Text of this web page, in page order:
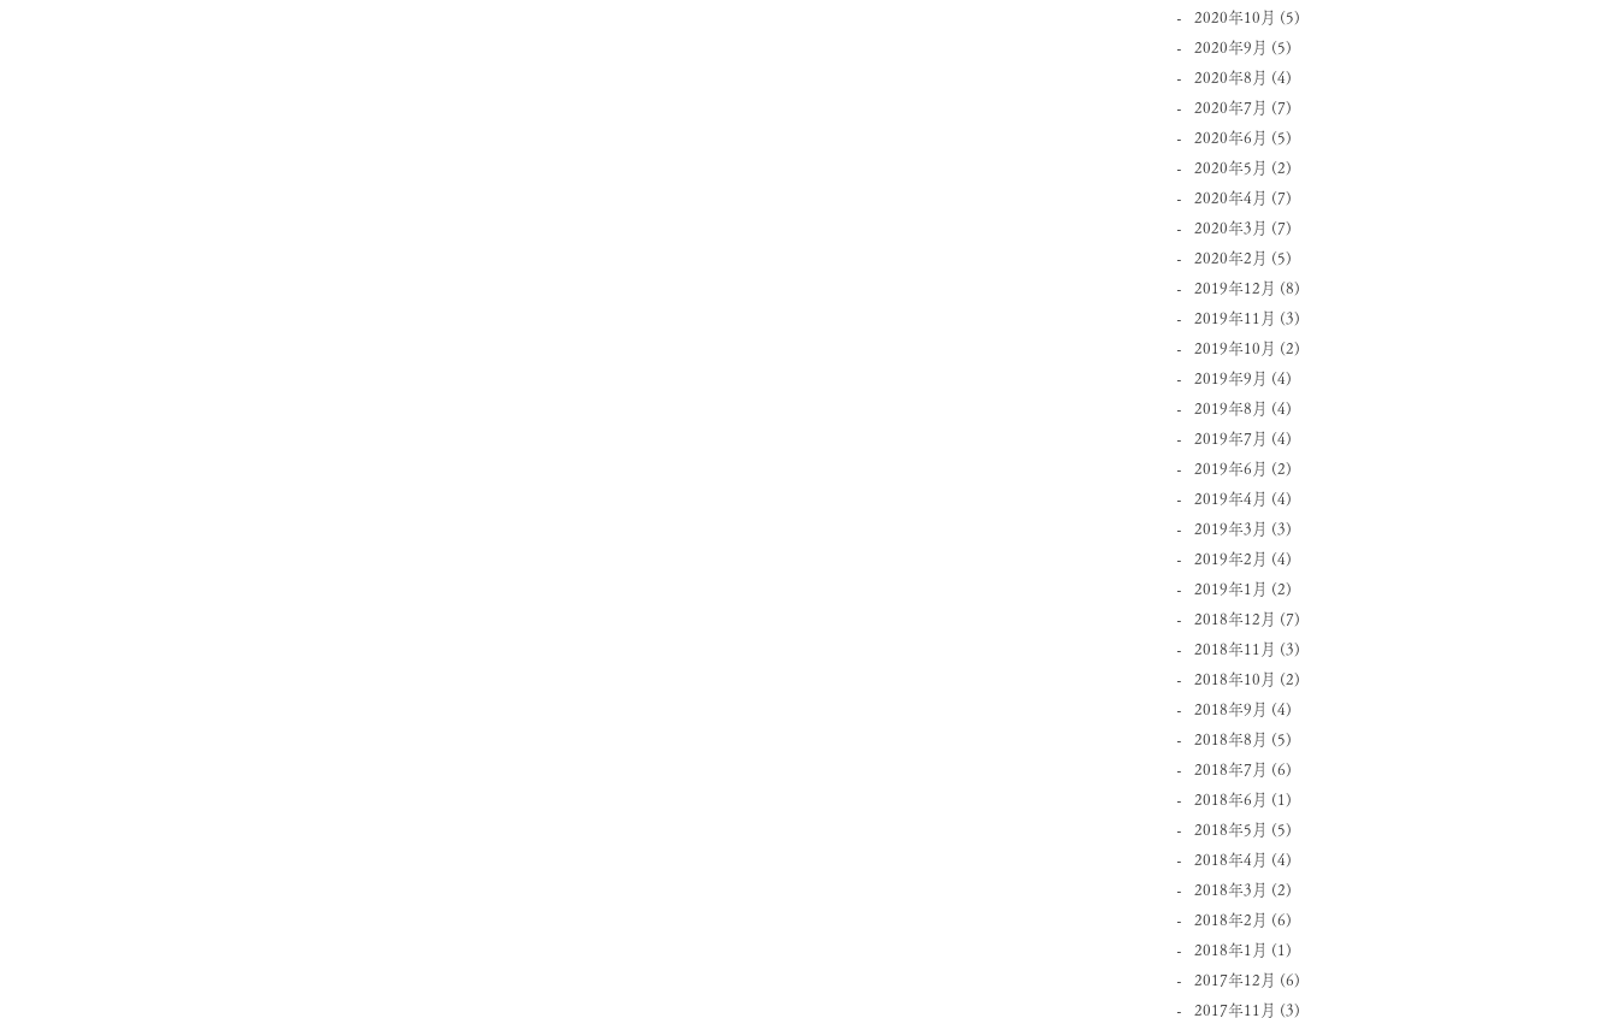
2020年10月 (5)
2020年9月 (5)
2020年8月 (4)
2020年7月 (7)
2020年6月 (5)
2020年5月 (2)
2020年4月 (7)
2020年3月 (7)
2020年2月 (5)
2019年12月 (8)
2019年11月 (3)
2019年10月 (2)
2019年9月 (4)
2019年8月 (4)
2019年7月 (4)
2019年6月 (2)
2019年4月 (4)
2019年3月 (3)
2019年2月 (4)
2019年1月 (2)
2018年12月 (7)
2018年11月 (3)
2018年10月 (2)
2018年9月 (4)
2018年8月 (5)
2018年7月 (6)
2018年6月 (1)
2018年5月 (5)
2018年4月 (4)
2018年3月 (2)
2018年2月 (6)
2018年1月 (1)
2017年12月 (6)
2017年11月 (3)